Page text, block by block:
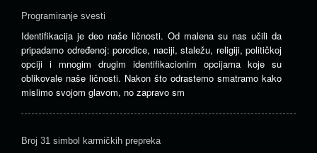
Programiranje svesti
Identifikacija je deo naše ličnosti. Od malena su nas učili da
pripadamo određenoj: porodice, naciji, staležu, religiji, političkoj
opciji i mnogim drugim identifikacionim opcijama koje su
oblikovale naše ličnosti. Nakon što odrastemo smatramo kako
mislimo svojom glavom, no zapravo sm
Broj 31 simbol karmičkih prepreka